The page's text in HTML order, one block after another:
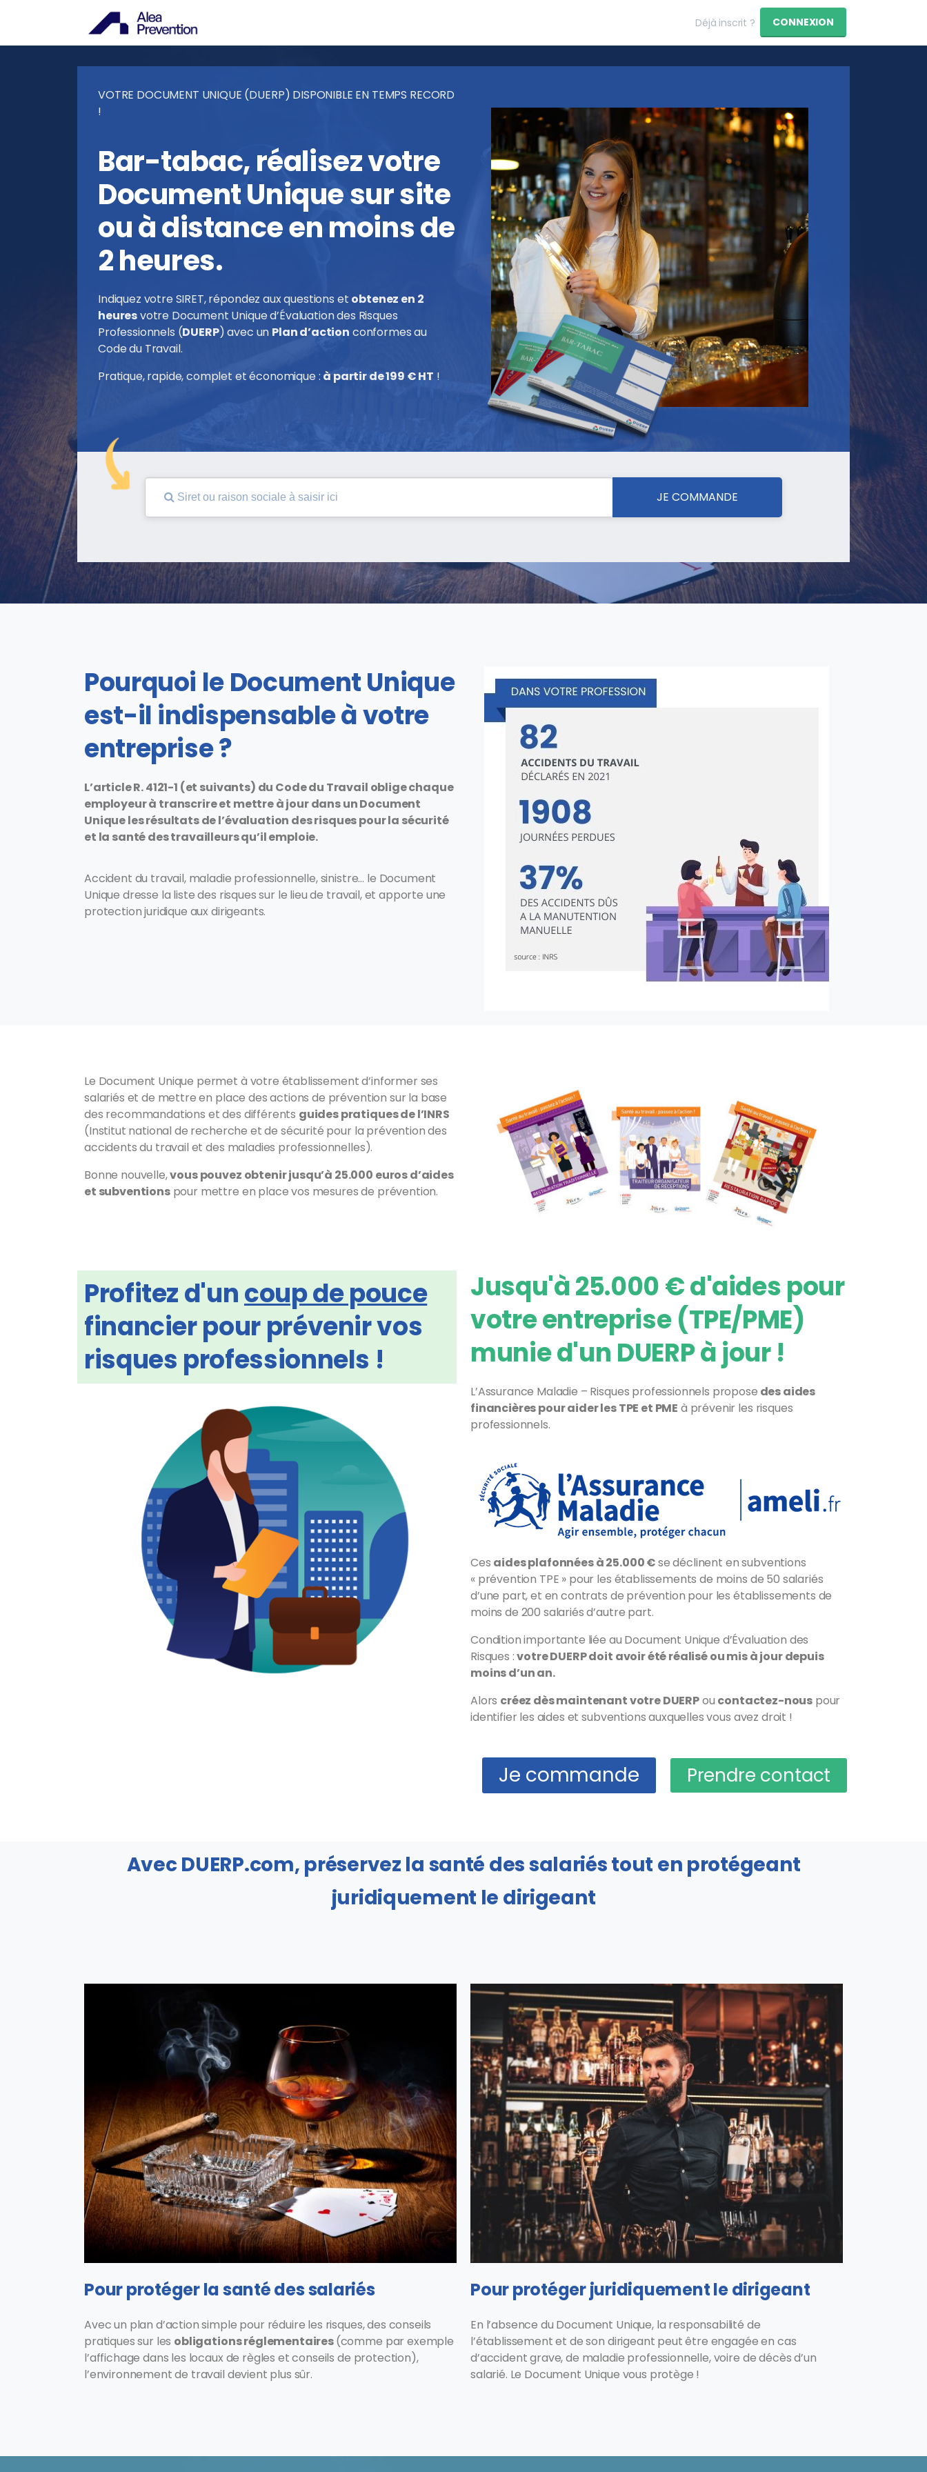
Déjà inscrit ? CONNEXION
VOTRE DOCUMENT UNIQUE (DUERP) DISPONIBLE EN TEMPS RECORD
!
Bar-tabac, réalisez votre
Document Unique sur site
ou à distance en moins de
2 heures.
Indiquez votre SIRET, répondez aux questions et obtenez en 2
heuresvotre Document Unique d’Évaluation des Risques
Professionnels (DUERP) avec un Plan d’action conformes au
Code du Travail.
Pratique, rapide, complet et économique : à partir de 199 € HT !
JE COMMANDE
Pourquoi le Document Unique
est-il indispensable à votre
entreprise ?
L’article R. 4121-1 (et suivants) du Code du Travail oblige chaque
employeur à transcrire et mettre à jour dans un Document
Unique les résultats de l’évaluation des risques pour la sécurité
et la santé des travailleurs qu’il emploie.
Accident du travail, maladie professionnelle, sinistre… le Document
Unique dresse la liste des risques sur le lieu de travail, et apporte une
protection juridique aux dirigeants.
Le Document Unique permet à votre établissement d’informer ses
salariés et de mettre en place des actions de prévention sur la base
des recommandations et des différents guides pratiques de l’INRS
(Institut national de recherche et de sécurité pour la prévention des
accidents du travail et des maladies professionnelles).
Bonne nouvelle,vous pouvez obtenir jusqu’à 25.000 euros d’aides
et subventionspour mettre en place vos mesures de prévention.
Profitez d'uncoup de pouce
financier pour prévenir vos
risques professionnels !
Jusqu'à 25.000 € d'aides pour
votre entreprise (TPE/PME)
munie d'un DUERP à jour !
L’Assurance Maladie – Risques professionnels propose des aides
financières pour aider les TPE et PME à prévenir les risques
professionnels.
Ces aides plafonnées à 25.000 €se déclinent en subventions
« prévention TPE » pour les établissements de moins de 50 salariés
d’une part, et en contrats de prévention pour les établissements de
moins de 200 salariés d’autre part.
Condition importante liée au Document Unique d’Évaluation des
Risques :votre DUERP doit avoir été réalisé ou mis à jour depuis
moins d’un an.
Alors créez dès maintenant votre DUERPou contactez-nous pour
identifier les aides et subventions auxquelles vous avez droit !
Je commande Prendre contact
Avec DUERP.com, préservez la santé des salariés tout en protégeant
juridiquement le dirigeant
Pour protéger la santé des salariés
Avec un plan d’action simple pour réduire les risques, des conseils
pratiques sur les obligations réglementaires(comme par exemple
l’affichage dans les locaux de règles et conseils de protection),
l’environnement de travail devient plus sûr.
Pour protéger juridiquement le dirigeant
En l’absence du Document Unique, la responsabilité de
l’établissement et de son dirigeant peut être engagée en cas
d’accident grave, de maladie professionnelle, voire de décès d’un
salarié. Le Document Unique vous protège !